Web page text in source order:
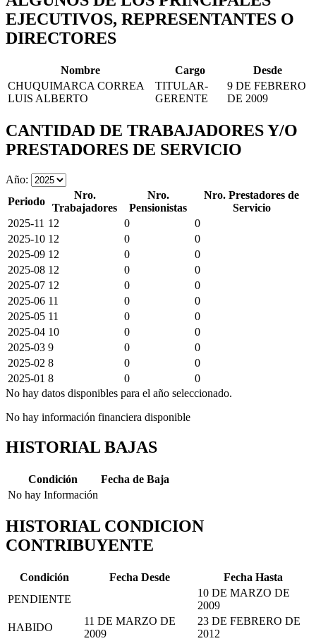
EJECUTIVOS, REPRESENTANTES O
DIRECTORES
Nombre Cargo
Desde
CHUQUIMARCA CORREA
LUIS ALBERTO
TITULAR-
GERENTE
9 DE FEBRERO
DE 2009
CANTIDAD DE TRABAJADORES Y/O
PRESTADORES DE SERVICIO
Año:
Periodo
Nro.
Trabajadores
Nro.
Pensionistas
Nro. Prestadores de
Servicio
2025-11 12 0
0
2025-10 12 0
0
2025-09 12 0
0
2025-08 12 0
0
2025-07 12 0
0
2025-06 11 0
0
2025-05 11 0
0
2025-04 10 0
0
2025-03 9 0
0
2025-02 8 0
0
2025-01 8 0
0
No hay datos disponibles para el año seleccionado.
No hay información financiera disponible
HISTORIAL BAJAS
Condición
Fecha de Baja
No hay Información
HISTORIAL CONDICION
CONTRIBUYENTE
Condición Fecha Desde
Fecha Hasta
PENDIENTE
10 DE MARZO DE
2009
HABIDO
11 DE MARZO DE
2009
23 DE FEBRERO DE
2012